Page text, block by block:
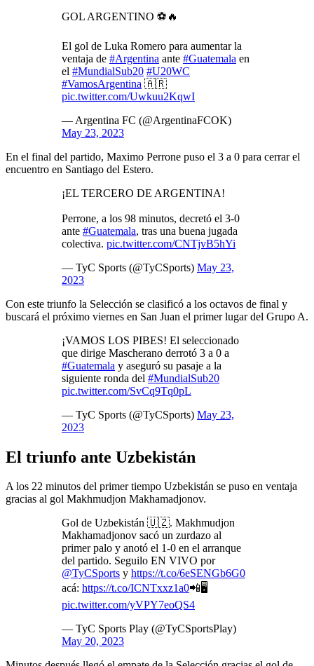
GOL ARGENTINO ⚽️🔥
El gol de Luka Romero para aumentar la
ventaja de #Argentina ante #Guatemala en
el #MundialSub20 #U20WC
#VamosArgentina 🇦🇷
pic.twitter.com/Uwkuu2KqwI
— Argentina FC (@ArgentinaFCOK)
May 23, 2023
En el final del partido, Maximo Perrone puso el 3 a 0 para cerrar el
encuentro en Santiago del Estero.
¡EL TERCERO DE ARGENTINA!
Perrone, a los 98 minutos, decretó el 3-0
ante #Guatemala, tras una buena jugada
colectiva. pic.twitter.com/CNTjvB5hYi
— TyC Sports (@TyCSports) May 23,
2023
Con este triunfo la Selección se clasificó a los octavos de final y
buscará el próximo viernes en San Juan el primer lugar del Grupo A.
¡VAMOS LOS PIBES! El seleccionado
que dirige Mascherano derrotó 3 a 0 a
#Guatemala y aseguró su pasaje a la
siguiente ronda del #MundialSub20
pic.twitter.com/SvCq9Tq0pL
— TyC Sports (@TyCSports) May 23,
2023
El triunfo ante Uzbekistán
A los 22 minutos del primer tiempo Uzbekistán se puso en ventaja
gracias al gol Makhmudjon Makhamadjonov.
Gol de Uzbekistán 🇺🇿. Makhmudjon
Makhamadjonov sacó un zurdazo al
primer palo y anotó el 1-0 en el arranque
del partido. Seguilo EN VIVO por
@TyCSports y https://t.co/6eSENGb6G0
acá: https://t.co/ICNTxxz1a0📲🖥️
pic.twitter.com/yVPY7eoQS4
— TyC Sports Play (@TyCSportsPlay)
May 20, 2023